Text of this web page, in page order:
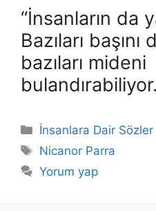
“İnsanların da
Bazıları
bazıları mideni
Kategoriler
İnsanlara Dair Sözler
Etiketler
Nicanor Parra
Yorum yap